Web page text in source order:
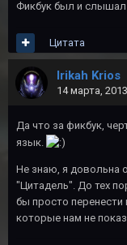
Фикбук был и слышал
Цитата
Irikah Krios
14 марта, 2013
Да что за фикбук,
язык.
Не знаю, я довольна
"Цитадель". До тех
бы просто перенести
которые нам не